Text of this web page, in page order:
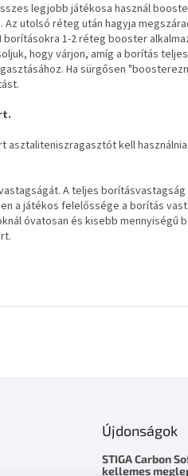
legjobb játékosa használ
utolsó réteg után hagyja
borításokra 1-2 réteg booster
hogy várjon, amíg a borítás
Ha sürgősen
asztaliteniszragasztót kell
A teljes
a játékos felelőssége a borítás
óvatosan és kisebb
Újdonságok
STIGA Carbon
kellemes